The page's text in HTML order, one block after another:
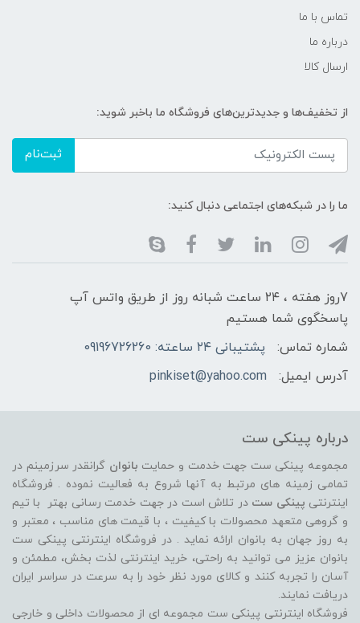
تماس با ما
درباره ما
ارسال کالا
از تخفیف‌ها و جدیدترین‌های فروشگاه ما باخبر شوید:
ثبت‌نام
ما را در شبکه‌های اجتماعی دنبال کنید:
7روز هفته ، ۲۴ ساعت شبانه‌ روز از طریق واتس آپ
پاسخگوی شما هستیم
شماره تماس:
پشتیبانی ۲۴ ساعته: 09196726260
آدرس ایمیل:
pinkiset@yahoo.com
درباره پینکی ست
مجموعه پینکی ست جهت خدمت و حمایت بانوان گرانقدر سرزمینم در
تمامی زمینه های مرتبط به آنها شروع به فعالیت نموده . فروشگاه
اینترنتی پینکی ست در تلاش است در جهت خدمت رسانی بهتر با تیم
و گروهی متعهد محصولات با کیفیت ، با قیمت های مناسب ، معتبر و
به روز جهان به بانوان ارائه نماید . در فروشگاه اینترنتی پینکی ست
بانوان عزیز می توانيد به راحتی، خرید اینترنتی لذت بخش، مطمئن و
آسان را تجربه کنند و کالای مورد نظر خود را به سرعت در سراسر ایران
دریافت نمایند.
فروشگاه اینترنتی پینکی ست مجموعه ای از محصولات داخلی و خارجی